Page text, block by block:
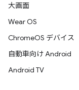
大画面
Wear OS
ChromeOS デバイス
自動車向け Android
Android TV